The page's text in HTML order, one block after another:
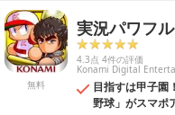
無料
実況パワフ
4.3点 4件の評価
Konami Digital
目指すは甲子園
野球」がスマポ